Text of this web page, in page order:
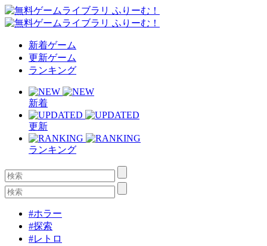
新着ゲーム
更新ゲーム
ランキング
新着
更新
ランキング
#ホラー
#探索
#レトロ